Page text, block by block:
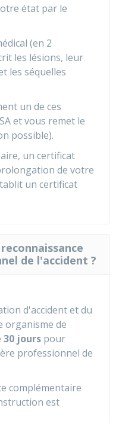
état par le
(en 2
les lésions, leur
les séquelles
un de ces
et vous remet le
possible).
un certificat
de votre
un certificat
de l'accident ?
d'accident et du
organisme de
30 jours pour
professionnel de
complémentaire
est